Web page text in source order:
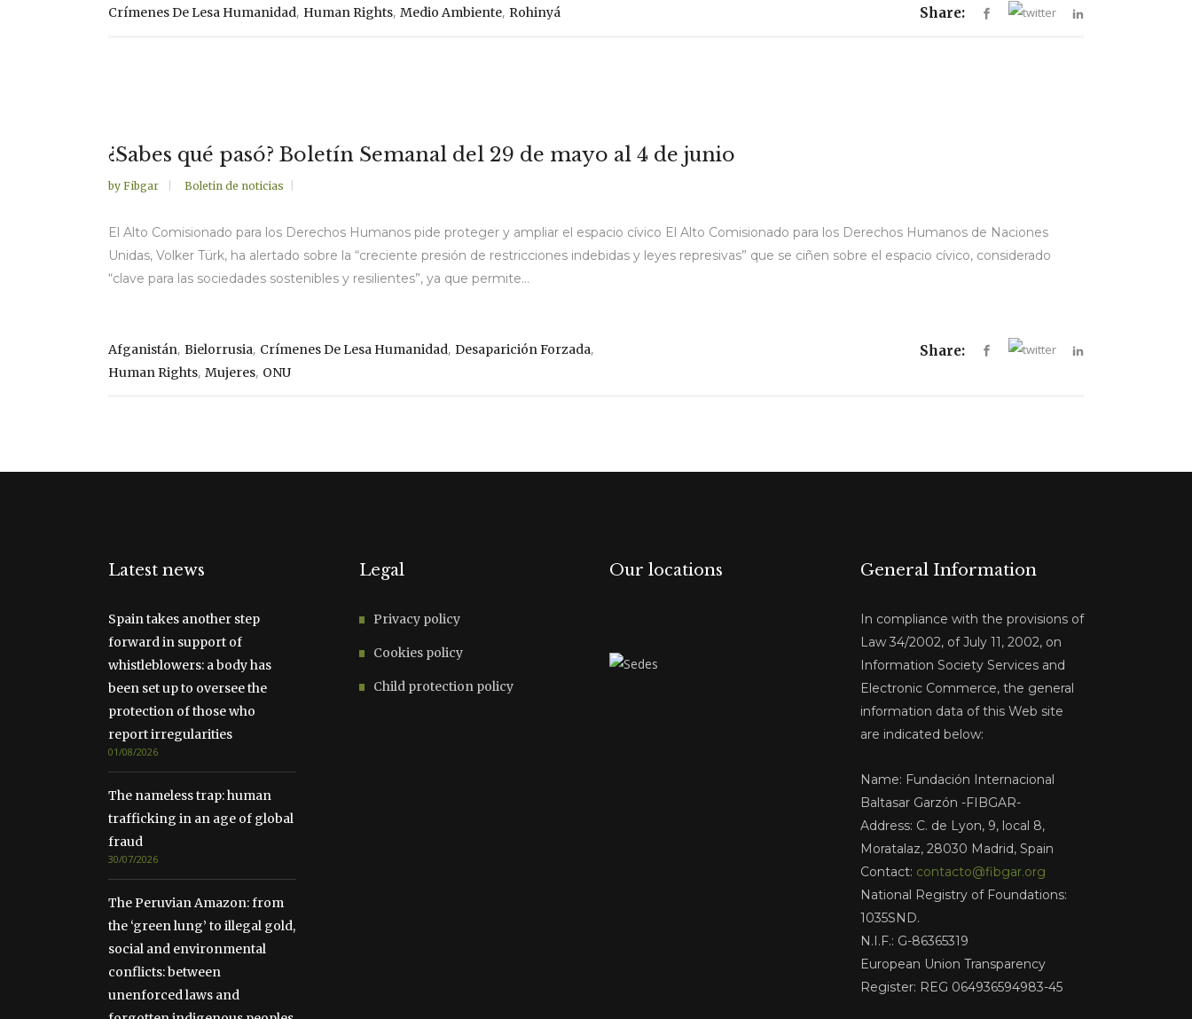
Crímenes De Lesa Humanidad, Human Rights, Medio Ambiente, Rohinyá Share:
¿Sabes qué pasó? Boletín Semanal del 29 de mayo al 4 de junio
by Fibgar Boletin de noticias
El Alto Comisionado para los Derechos Humanos pide proteger y ampliar el espacio cívico El Alto Comisionado para los Derechos Humanos de Naciones
Unidas, Volker Türk, ha alertado sobre la “creciente presión de restricciones indebidas y leyes represivas” que se ciñen sobre el espacio cívico, considerado
“clave para las sociedades sostenibles y resilientes”, ya que permite...
Afganistán, Bielorrusia, Crímenes De Lesa Humanidad, Desaparición Forzada,
Human Rights, Mujeres, ONU
Share:
Latest news
Spain takes another step
forward in support of
whistleblowers: a body has
been set up to oversee the
protection of those who
report irregularities
01/08/2026
The nameless trap: human
trafficking in an age of global
fraud
30/07/2026
The Peruvian Amazon: from
the ‘green lung’ to illegal gold,
social and environmental
conflicts: between
unenforced laws and
Legal
Privacy policy
Cookies policy
Child protection policy
Our locations General Information
In compliance with the provisions of
Law 34/2002, of July 11, 2002, on
Information Society Services and
Electronic Commerce, the general
information data of this Web site
are indicated below:
Name: Fundación Internacional
Baltasar Garzón -FIBGAR-
Address: C. de Lyon, 9, local 8,
Moratalaz, 28030 Madrid, Spain
Contact: contacto@fibgar.org
National Registry of Foundations:
1035SND.
N.I.F.: G-86365319
European Union Transparency
Register: REG 064936594983-45